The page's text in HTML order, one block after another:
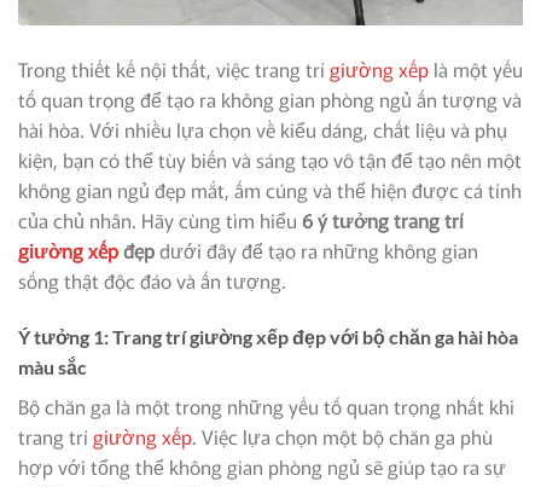
Trong thiết kế nội thất, việc trang trí giường xếp là một yếu
tố quan trọng để tạo ra không gian phòng ngủ ấn tượng và
hài hòa. Với nhiều lựa chọn về kiểu dáng, chất liệu và phụ
kiện, bạn có thể tùy biến và sáng tạo vô tận để tạo nên một
không gian ngủ đẹp mắt, ấm cúng và thể hiện được cá tính
của chủ nhân. Hãy cùng tìm hiểu 6 ý tưởng trang trí
giường xếpđẹpdưới đây để tạo ra những không gian
sống thật độc đáo và ấn tượng.
Ý tưởng 1: Trang trí giường xếp đẹp với bộ chăn ga hài hòa
màu sắc
Bộ chăn ga là một trong những yếu tố quan trọng nhất khi
trang trí giường xếp. Việc lựa chọn một bộ chăn ga phù
hợp với tổng thể không gian phòng ngủ sẽ giúp tạo ra sự